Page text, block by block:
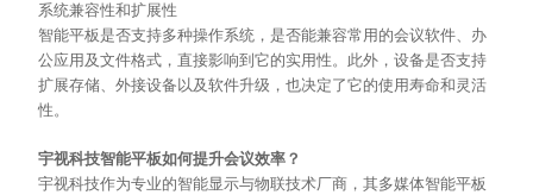
系统兼容性和扩展性
智能平板是否支持多种操作系统，是否能兼容常用的会议软件、办
公应用及文件格式，直接影响到它的实用性。此外，设备是否支持
扩展存储、外接设备以及软件升级，也决定了它的使用寿命和灵活
性。
宇视科技智能平板如何提升会议效率？
宇视科技作为专业的智能显示与物联技术厂商，其多媒体智能平板